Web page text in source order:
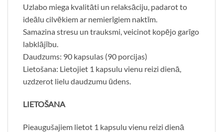
Uzlabo miega kvalitāti un relaksāciju, padarot to
ideālu cilvēkiem ar nemierīgiem naktīm.
Samazina stresu un trauksmi, veicinot kopējo garīgo
labklājību.
Daudzums: 90 kapsulas (90 porcijas)
Lietošana: Lietojiet 1 kapsulu vienu reizi dienā,
uzdzerot lielu daudzumu ūdens.
LIETOŠANA
Pieaugušajiem lietot 1 kapsulu vienu reizi dienā